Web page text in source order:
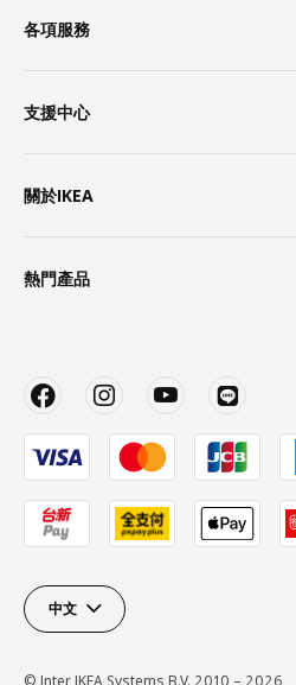
各項服務
支援中心
關於IKEA
熱門產品
中文
© Inter IKEA Systems B.V. 2010 – 2026